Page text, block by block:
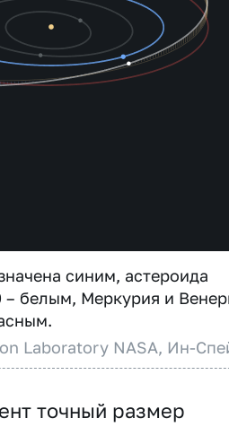
синим, астероида
– белым, Меркурия и
Laboratory NASA, Ин-
точный размер